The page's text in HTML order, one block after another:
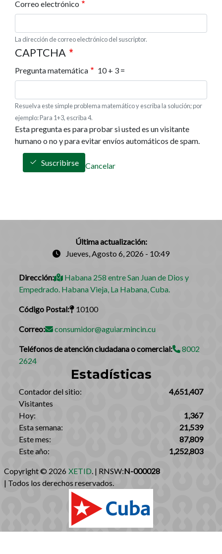
Correo electrónico
La dirección de correo electrónico del suscriptor.
CAPTCHA
Pregunta matemática 10 + 3 =
Resuelva este simple problema matemático y escriba la solución; por
ejemplo: Para 1+3, escriba 4.
Esta pregunta es para probar si usted es un visitante
humano o no y para evitar envíos automáticos de spam.
Suscribirse Cancelar
Última actualización:
Jueves, Agosto 6, 2026 - 10:49
Dirección:
Habana 258 entre San Juan de Dios y
Empedrado. Habana Vieja, La Habana, Cuba.
Código Postal: 10100
Correo: consumidor@aguiar.mincin.cu
Teléfonos de atención ciudadana o comercial:
8002
2624
Estadísticas
‎Contador del sitio:‎
4,651,407
Visitantes
Hoy:
1,367
Esta semana:
21,539
Este mes:
87,809
Este año:
1,252,803
Copyright © 2026 XETID. | RNSW:N-000028
| Todos los derechos reservados.‎